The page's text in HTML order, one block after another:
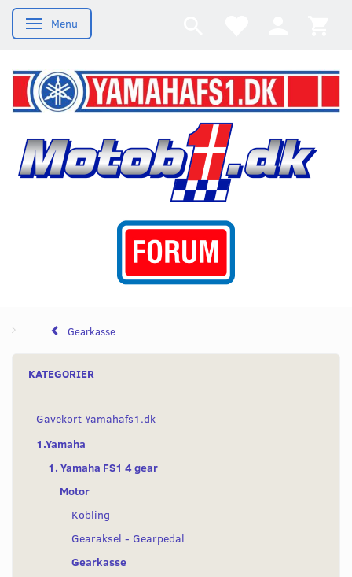
Skifte navigation
Menu
Gearkasse
KATEGORIER
Gavekort Yamahafs1.dk
1.Yamaha
1. Yamaha FS1 4 gear
Motor
Kobling
Gearaksel - Gearpedal
Gearkasse